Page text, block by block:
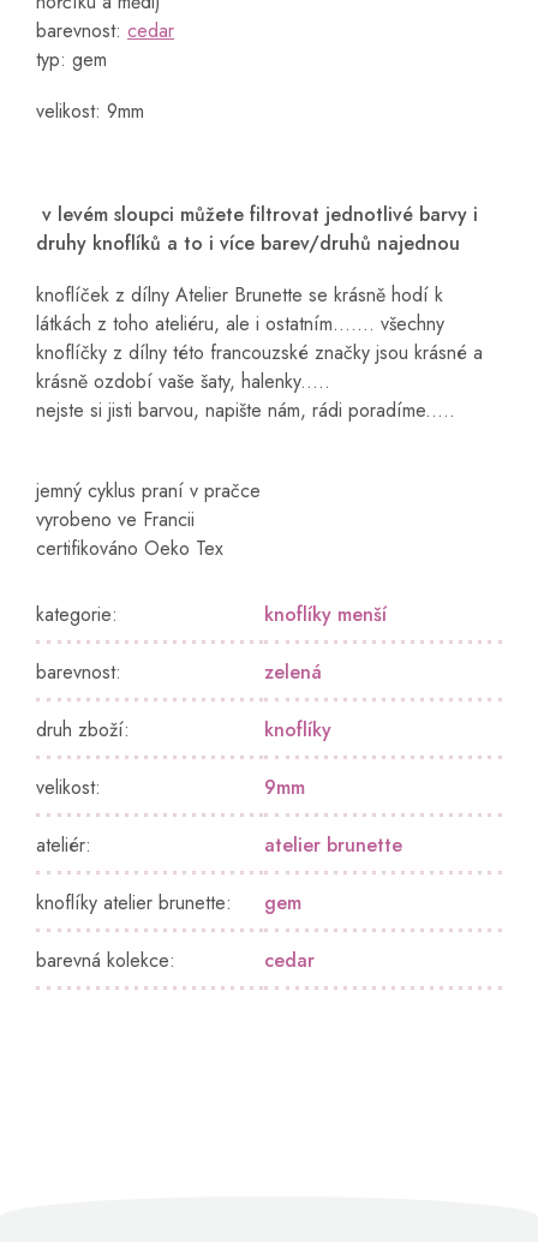
barevnost: cedar
typ: gem
velikost: 9mm
v levém sloupci můžete filtrovat jednotlivé barvy i
druhy knoflíků a to i více barev/druhů najednou
knoflíček z dílny Atelier Brunette se krásně hodí k
látkách z toho ateliéru, ale i ostatním....... všechny
knoflíčky z dílny této francouzské značky jsou krásné a
krásně ozdobí vaše šaty, halenky.....
nejste si jisti barvou, napište nám, rádi poradíme.....
jemný cyklus praní v pračce
vyrobeno ve Francii
certifikováno Oeko Tex
kategorie: knoflíky menší
barevnost: zelená
druh zboží: knoflíky
velikost: 9mm
ateliér: atelier brunette
knoflíky atelier brunette: gem
barevná kolekce: cedar